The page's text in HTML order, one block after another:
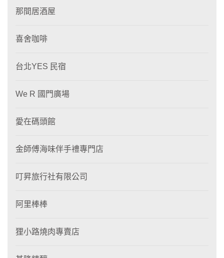
那間居酒屋
喜舍咖啡
台北YES 民宿
We R 國門廣場
愛在碼頭館
金師傅海味伴手禮專門店
叮昇旅行社有限公司
阿里棒棒
狸⼩路燒肉專賣店